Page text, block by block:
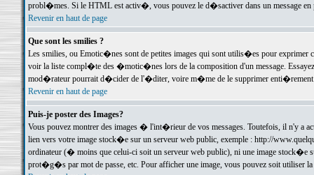
probl�mes. Si le HTML est activ�, vous pouvez le d�sactiver dans un message en
Revenir en haut de page
Que sont les smilies ?
Les smilies, ou Emotic�nes sont de petites images qui sont utilis�es pour exprimer
voir la liste compl�te des �motic�nes lors de la composition d'un message.
mod�rateur pourrait d�cider de l'�diter, voire m�me de le supprimer
Revenir en haut de page
Puis-je poster des Images?
Vous pouvez montrer des images � l'int�rieur de vos messages. Toutefois, il n'y a
lien vers votre image stock�e sur un serveur web public, exemple : http://
ordinateur (� moins que celui-ci soit un serveur web public), ni une image stock�e
prot�g�s par mot de passe, etc. Pour afficher une image, vous pouvez soit